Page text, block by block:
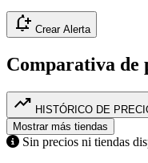
notification_add Crear Alerta
Comparativa de
trending_up HISTÓRICO DE
Mostrar más tiendas
Sin precios ni tiendas